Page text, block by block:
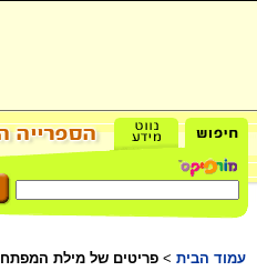
עמוד הבית > פריטים של מילת המפתח